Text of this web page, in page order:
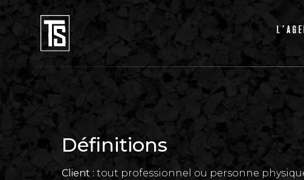
Définitions
Client : tout professionnel ou personne